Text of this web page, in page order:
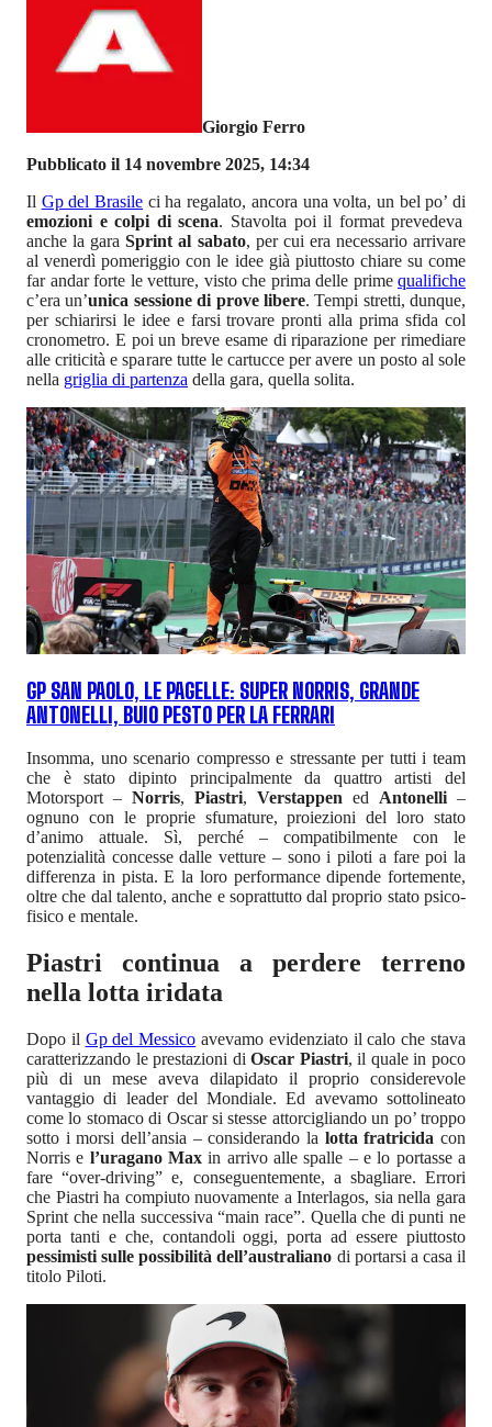
Giorgio Ferro
Pubblicato il 14 novembre 2025, 14:34
Il Gp del Brasile ci ha regalato, ancora una volta, un bel po’ di
emozioni e colpi di scena. Stavolta poi il format prevedeva
anche la garaSprint al sabato, per cui era necessario arrivare
al venerdì pomeriggio con le idee già piuttosto chiare su come
far andar forte le vetture, visto che prima delle prime qualifiche
c’era un’unica sessione di prove libere. Tempi stretti, dunque,
per schiarirsi le idee e farsi trovare pronti alla prima sfida col
cronometro. E poi un breve esame di riparazione per rimediare
alle criticità e sparare tutte le cartucce per avere un posto al sole
nella griglia di partenza della gara, quella solita.
GP SAN PAOLO, LE PAGELLE: SUPER NORRIS, GRANDE
ANTONELLI, BUIO PESTO PER LA FERRARI
Insomma, uno scenario compresso e stressante per tutti i team
che è stato dipinto principalmente da quattro artisti del
Motorsport – Norris, Piastri, Verstappen ed Antonelli –
ognuno con le proprie sfumature, proiezioni del loro stato
d’animo attuale. Sì, perché – compatibilmente con le
potenzialità concesse dalle vetture – sono i piloti a fare poi la
differenza in pista. E la loro performance dipende fortemente,
oltre che dal talento, anche e soprattutto dal proprio stato psico-
fisico e mentale.
Piastri continua a perdere terreno
nella lotta iridata
Dopo il Gp del Messico avevamo evidenziato il calo che stava
caratterizzando le prestazioni diOscar Piastri, il quale in poco
più di un mese aveva dilapidato il proprio considerevole
vantaggio di leader del Mondiale. Ed avevamo sottolineato
come lo stomaco di Oscar si stesse attorcigliando un po’ troppo
sotto i morsi dell’ansia – considerando la lotta fratricida con
Norris e l’uragano Max in arrivo alle spalle – e lo portasse a
fare “over-driving” e, conseguentemente, a sbagliare. Errori
che Piastri ha compiuto nuovamente a Interlagos, sia nella gara
Sprint che nella successiva “main race”. Quella che di punti ne
porta tanti e che, contandoli oggi, porta ad essere piuttosto
pessimisti sulle possibilità dell’australiano di portarsi a casa il
titolo Piloti.